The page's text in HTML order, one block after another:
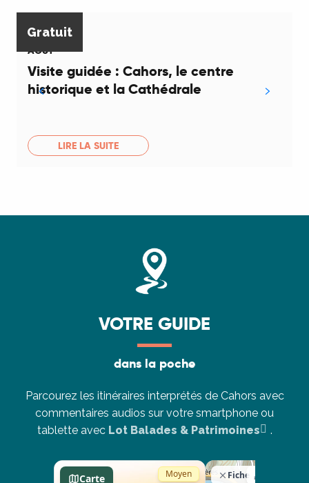
Gratuit
8
AOÛT
Visite guidée : Cahors, le centre
historique et la Cathédrale
LIRE LA SUITE
VOTRE GUIDE
dans la poche
Parcourez les itinéraires interprétés de Cahors avec
commentaires audios sur votre smartphone ou
tablette avec Lot Balades & Patrimoines .